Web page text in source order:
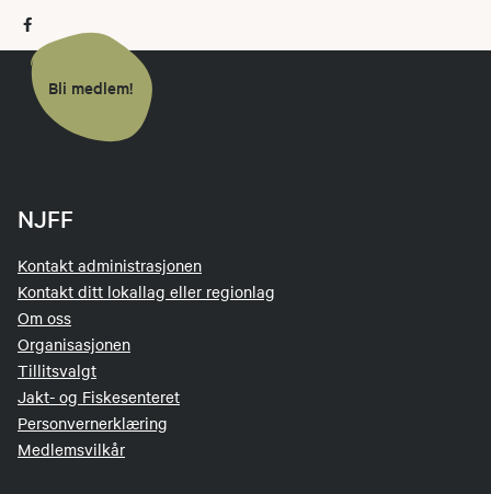
Bli medlem!
NJFF
Kontakt administrasjonen
Kontakt ditt lokallag eller regionlag
Om oss
Organisasjonen
Tillitsvalgt
Jakt- og Fiskesenteret
Personvernerklæring
Medlemsvilkår